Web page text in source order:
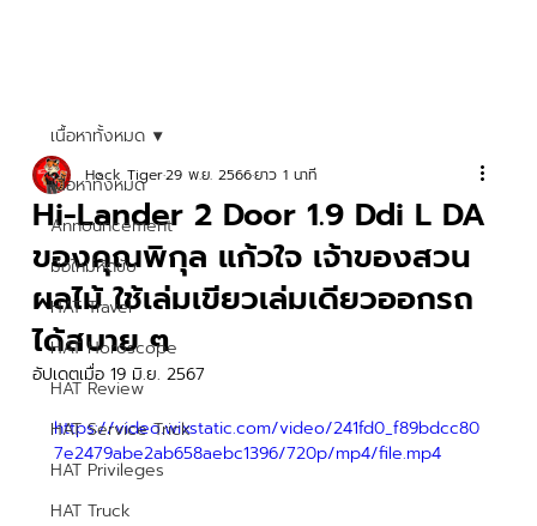
เนื้อหาทั้งหมด
Announcement
มือใหม่หัดขับ
HAT Travel
HAT Horoscope
HAT Review
HAT Service Trick
HAT Privileges
HAT Truck
เนื้อหาทั้งหมด
Hi-Lander 2 Door 1.9 Ddi L DA
ของคุณพิกุล แก้วใจ เจ้าของสวน
ผลไม้ ใช้เล่มเขียวเล่มเดียวออกรถ
ได้สบาย ๆ
Hock Tiger29 พ.ย. 2566ยาว 1 นาที
อัปเดตเมื่อ 19 มิ.ย. 2567
https://video.wixstatic.com/video/241fd0_f89bdcc80
7e2479abe2ab658aebc1396/720p/mp4/file.mp4